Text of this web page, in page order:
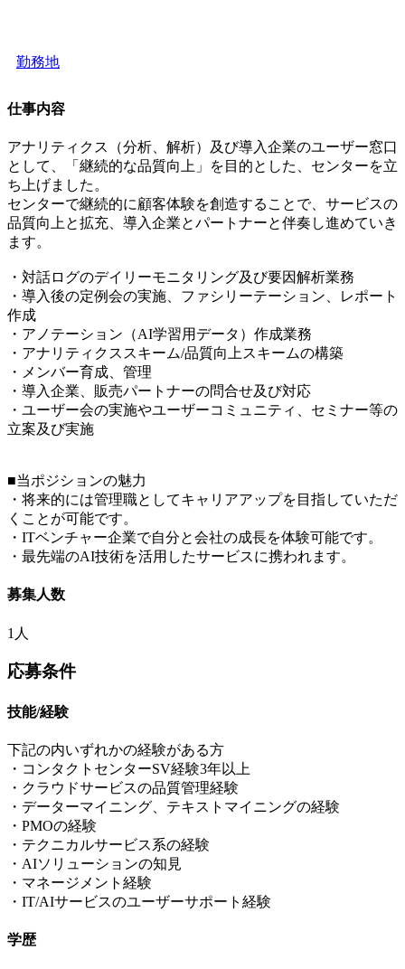
勤務地
仕事内容
アナリティクス（分析、解析）及び導入企業のユーザー窓口
として、「継続的な品質向上」を目的とした、センターを立
ち上げました。
センターで継続的に顧客体験を創造することで、サービスの
品質向上と拡充、導入企業とパートナーと伴奏し進めていき
ます。
・対話ログのデイリーモニタリング及び要因解析業務
・導入後の定例会の実施、ファシリーテーション、レポート
作成
・アノテーション（AI学習用データ）作成業務
・アナリティクススキーム/品質向上スキームの構築
・メンバー育成、管理
・導入企業、販売パートナーの問合せ及び対応
・ユーザー会の実施やユーザーコミュニティ、セミナー等の
立案及び実施
■当ポジションの魅力
・将来的には管理職としてキャリアアップを目指していただ
くことが可能です。
・ITベンチャー企業で自分と会社の成長を体験可能です。
・最先端のAI技術を活用したサービスに携われます。
募集人数
1人
応募条件
技能/経験
下記の内いずれかの経験がある方
・コンタクトセンターSV経験3年以上
・クラウドサービスの品質管理経験
・データーマイニング、テキストマイニングの経験
・PMOの経験
・テクニカルサービス系の経験
・AIソリューションの知見
・マネージメント経験
・IT/AIサービスのユーザーサポート経験
学歴